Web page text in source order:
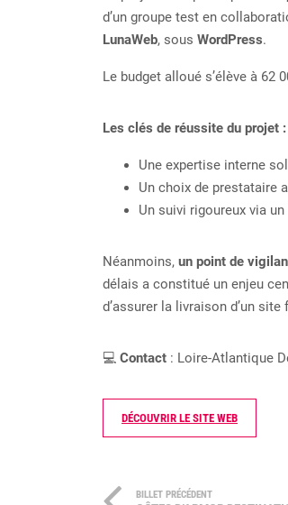
d’un groupe test en
LunaWeb, sous WordPress.
Le budget alloué s’élève à 62
Les clés de réussite du projet :
Une expertise interne
Un choix de prestataire
Un suivi rigoureux via
Néanmoins, un point de
délais a constitué un enjeu
d’assurer la livraison d’un
💻 Contact : Loire-Atlantique
DÉCOUVRIR LE SITE WEB
BILLET PRÉCÉDENT